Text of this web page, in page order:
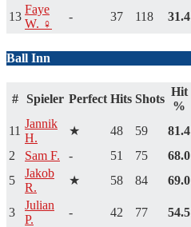
13
Faye
W. ♀
- 37 118 31.4
Ball Inn
# Spieler Perfect Hits Shots
Hit
%
11
Jannik
H.
★ 48 59 81.4
2
Sam F. - 51 75 68.0
5
Jakob
R.
★ 58 84 69.0
3
Julian
P.
- 42 77 54.5